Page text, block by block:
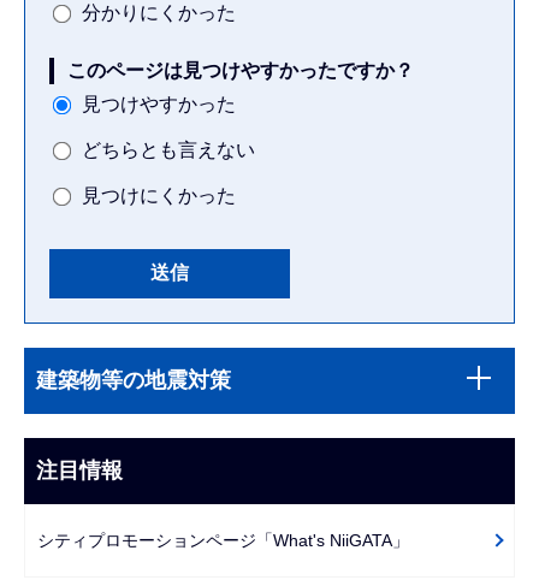
分かりにくかった
このページは見つけやすかったですか？
見つけやすかった
どちらとも言えない
見つけにくかった
文
こ
ま
で
ビ
ー
建築物等の地震対策
注目情報
シティプロモーションページ「What's NiiGATA」